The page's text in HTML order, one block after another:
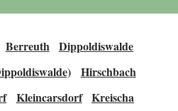
Berreuth
Dippoldiswalde
Hirschbach
Kleincarsdorf Kreischa